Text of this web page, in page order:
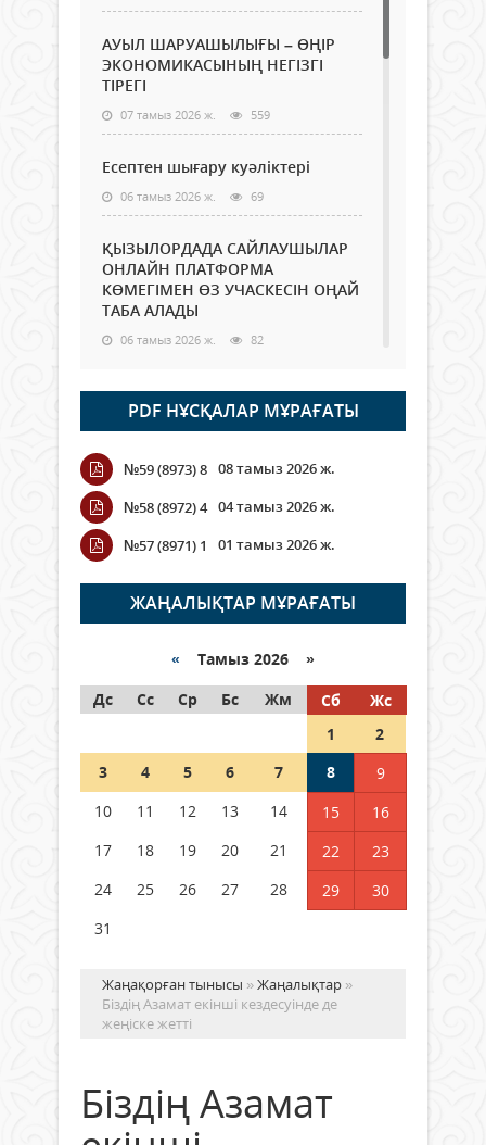
АУЫЛ ШАРУАШЫЛЫҒЫ – ӨҢІР
ЭКОНОМИКАСЫНЫҢ НЕГІЗГІ
ТІРЕГІ
07 тамыз 2026 ж. 559
Есептен шығару куәліктері
06 тамыз 2026 ж. 69
ҚЫЗЫЛОРДАДА САЙЛАУШЫЛАР
ОНЛАЙН ПЛАТФОРМА
КӨМЕГІМЕН ӨЗ УЧАСКЕСІН ОҢАЙ
ТАБА АЛАДЫ
06 тамыз 2026 ж. 82
Open Air: Қызылорда облысы
полиция департаменті 20
мыңнан астам көрерменнің
қауіпсіздігін қамтамасыз етті
06 тамыз 2026 ж.
Wi-Fi ҚАБЫРҒА АРҚЫЛЫ ҚАЛАЙ
ӨТЕДІ?
06 тамыз 2026 ж. 258
граждане Казахстана,
05 тамыз 2026 ж. 140
Шетелде жүрген Қазақстан
азаматтары қалай дауыс бере
PDF НҰСҚАЛАР МҰРАҒАТЫ
№59 (8973) 8 08 тамыз 2026 ж.
№58 (8972) 4 04 тамыз 2026 ж.
№57 (8971) 1
01 тамыз 2026 ж.
ЖАҢАЛЫҚТАР МҰРАҒАТЫ
« Тамыз 2026 »
Дс
Сс Ср Бс Жм Сб
Жс
1
2
3
4 5 6 7 8
9
10
11 12 13 14 15
16
17
18 19 20 21 22
23
24
25 26 27 28 29
30
31
Жаңақорған тынысы »Жаңалықтар »
Біздің Азамат екінші кездесуінде де
жеңіске жетті
Біздің Азамат